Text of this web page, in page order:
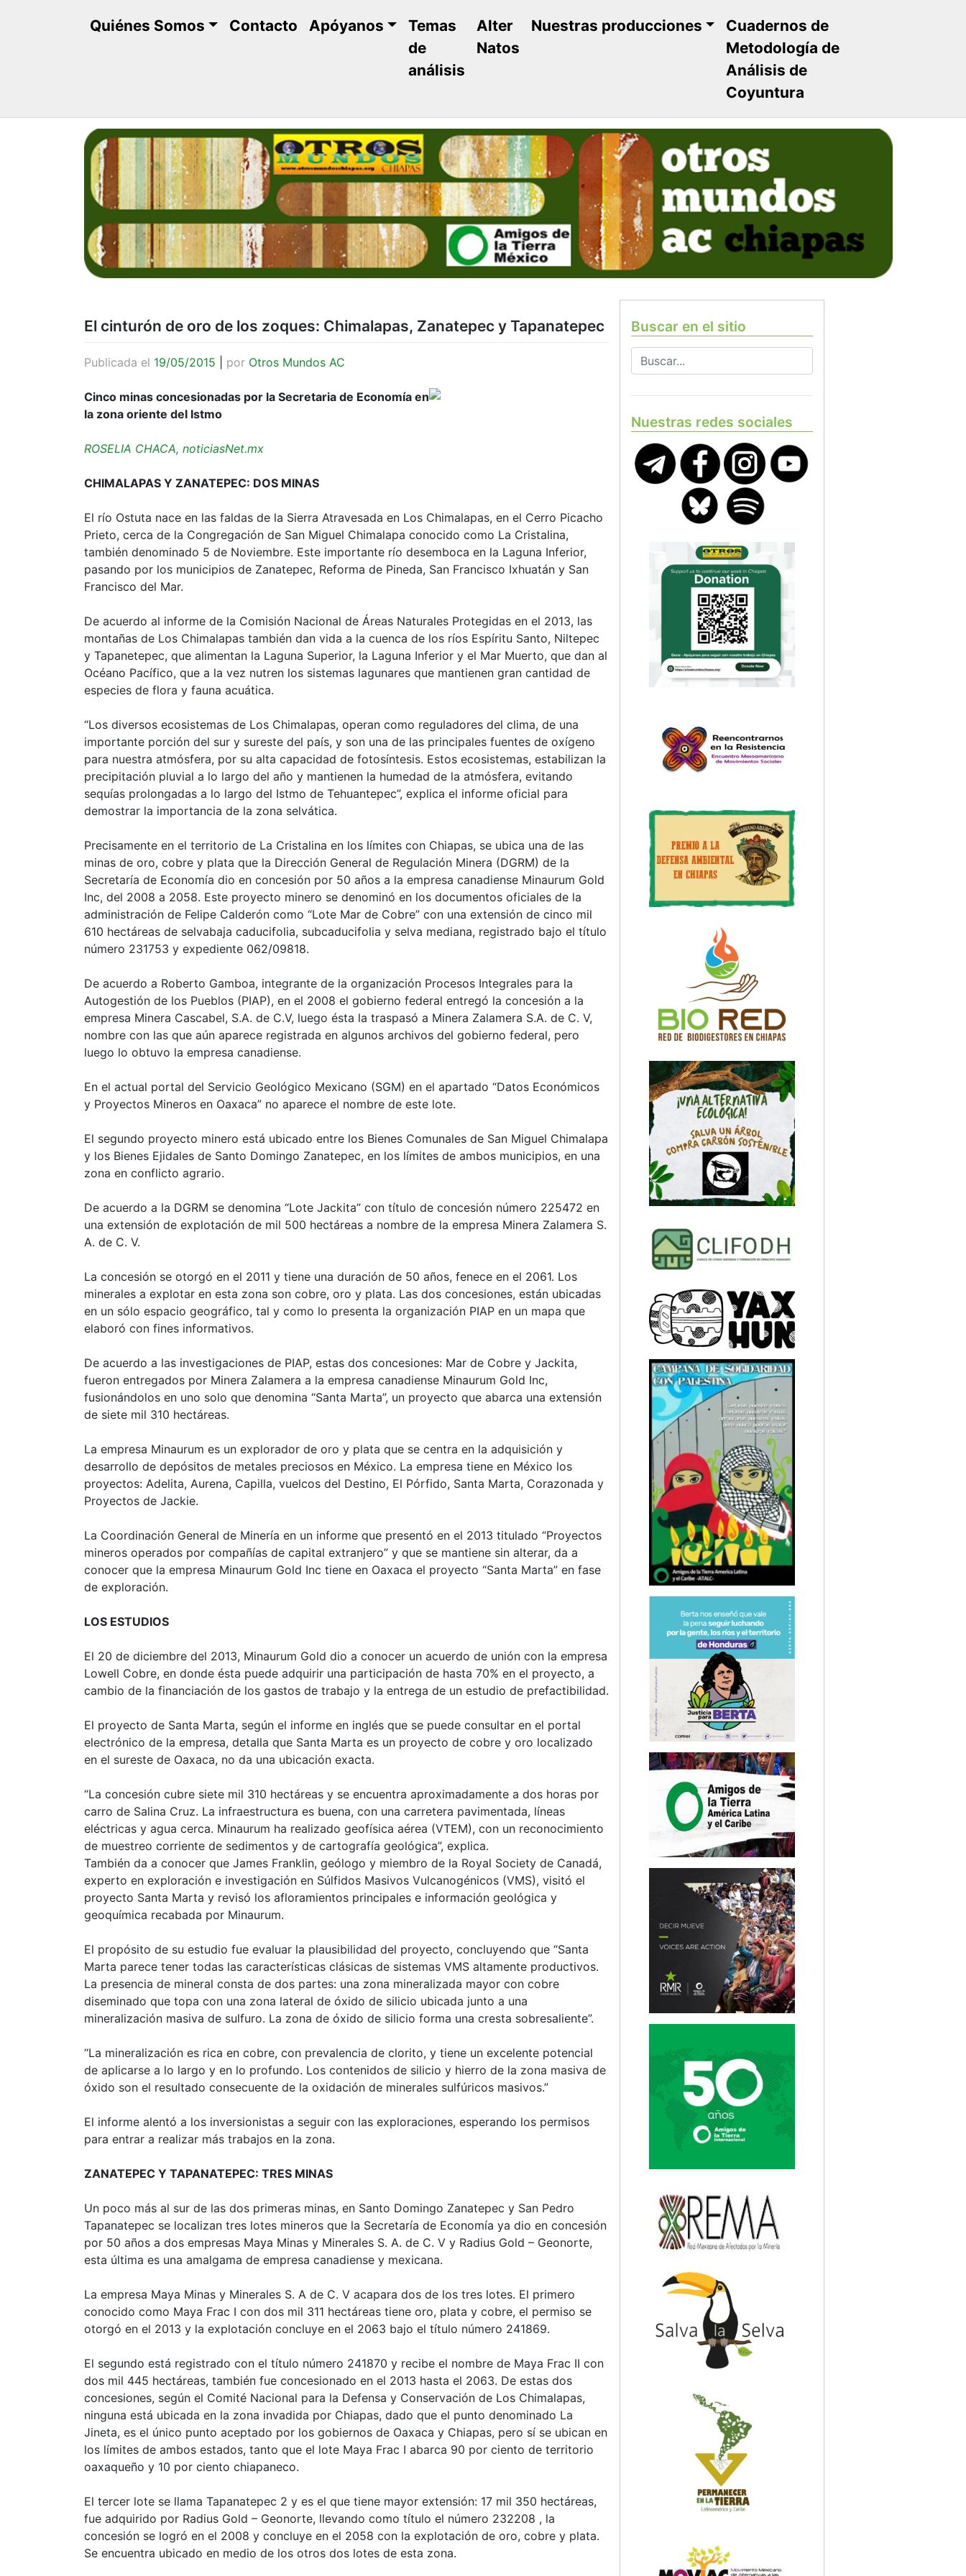
Quiénes Somos Contacto Apóyanos
Temas
de
análisis
Alter
Natos
Nuestras producciones
Cuadernos de
Metodología de
Análisis de
Coyuntura
El cinturón de oro de los zoques: Chimalapas, Zanatepec y Tapanatepec
Publicada el 19/05/2015 por Otros Mundos AC
Cinco minas concesionadas por la Secretaria de Economía en
la zona oriente del Istmo
ROSELIA CHACA, noticiasNet.mx
CHIMALAPAS Y ZANATEPEC: DOS MINAS
El río Ostuta nace en las faldas de la Sierra Atravesada en Los Chimalapas, en el Cerro Picacho
Prieto, cerca de la Congregación de San Miguel Chimalapa conocido como La Cristalina,
también denominado 5 de Noviembre. Este importante río desemboca en la Laguna Inferior,
pasando por los municipios de Zanatepec, Reforma de Pineda, San Francisco Ixhuatán y San
Francisco del Mar.
De acuerdo al informe de la Comisión Nacional de Áreas Naturales Protegidas en el 2013, las
montañas de Los Chimalapas también dan vida a la cuenca de los ríos Espíritu Santo, Niltepec
y Tapanetepec, que alimentan la Laguna Superior, la Laguna Inferior y el Mar Muerto, que dan al
Océano Pacífico, que a la vez nutren los sistemas lagunares que mantienen gran cantidad de
especies de flora y fauna acuática.
“Los diversos ecosistemas de Los Chimalapas, operan como reguladores del clima, de una
importante porción del sur y sureste del país, y son una de las principales fuentes de oxígeno
para nuestra atmósfera, por su alta capacidad de fotosíntesis. Estos ecosistemas, estabilizan la
precipitación pluvial a lo largo del año y mantienen la humedad de la atmósfera, evitando
sequías prolongadas a lo largo del Istmo de Tehuantepec”, explica el informe oficial para
demostrar la importancia de la zona selvática.
Precisamente en el territorio de La Cristalina en los límites con Chiapas, se ubica una de las
minas de oro, cobre y plata que la Dirección General de Regulación Minera (DGRM) de la
Secretaría de Economía dio en concesión por 50 años a la empresa canadiense Minaurum Gold
Inc, del 2008 a 2058. Este proyecto minero se denominó en los documentos oficiales de la
administración de Felipe Calderón como “Lote Mar de Cobre” con una extensión de cinco mil
610 hectáreas de selvabaja caducifolia, subcaducifolia y selva mediana, registrado bajo el título
número 231753 y expediente 062/09818.
De acuerdo a Roberto Gamboa, integrante de la organización Procesos Integrales para la
Autogestión de los Pueblos (PIAP), en el 2008 el gobierno federal entregó la concesión a la
empresa Minera Cascabel, S.A. de C.V, luego ésta la traspasó a Minera Zalamera S.A. de C. V,
nombre con las que aún aparece registrada en algunos archivos del gobierno federal, pero
luego lo obtuvo la empresa canadiense.
En el actual portal del Servicio Geológico Mexicano (SGM) en el apartado “Datos Económicos
y Proyectos Mineros en Oaxaca” no aparece el nombre de este lote.
El segundo proyecto minero está ubicado entre los Bienes Comunales de San Miguel Chimalapa
y los Bienes Ejidales de Santo Domingo Zanatepec, en los límites de ambos municipios, en una
zona en conflicto agrario.
De acuerdo a la DGRM se denomina “Lote Jackita” con título de concesión número 225472 en
una extensión de explotación de mil 500 hectáreas a nombre de la empresa Minera Zalamera S.
A. de C. V.
La concesión se otorgó en el 2011 y tiene una duración de 50 años, fenece en el 2061. Los
minerales a explotar en esta zona son cobre, oro y plata. Las dos concesiones, están ubicadas
en un sólo espacio geográfico, tal y como lo presenta la organización PIAP en un mapa que
elaboró con fines informativos.
De acuerdo a las investigaciones de PIAP, estas dos concesiones: Mar de Cobre y Jackita,
fueron entregados por Minera Zalamera a la empresa canadiense Minaurum Gold Inc,
fusionándolos en uno solo que denomina “Santa Marta”, un proyecto que abarca una extensión
de siete mil 310 hectáreas.
La empresa Minaurum es un explorador de oro y plata que se centra en la adquisición y
desarrollo de depósitos de metales preciosos en México. La empresa tiene en México los
proyectos: Adelita, Aurena, Capilla, vuelcos del Destino, El Pórfido, Santa Marta, Corazonada y
Proyectos de Jackie.
La Coordinación General de Minería en un informe que presentó en el 2013 titulado “Proyectos
mineros operados por compañías de capital extranjero” y que se mantiene sin alterar, da a
conocer que la empresa Minaurum Gold Inc tiene en Oaxaca el proyecto “Santa Marta” en fase
de exploración.
LOS ESTUDIOS
El 20 de diciembre del 2013, Minaurum Gold dio a conocer un acuerdo de unión con la empresa
Lowell Cobre, en donde ésta puede adquirir una participación de hasta 70% en el proyecto, a
cambio de la financiación de los gastos de trabajo y la entrega de un estudio de prefactibilidad.
El proyecto de Santa Marta, según el informe en inglés que se puede consultar en el portal
electrónico de la empresa, detalla que Santa Marta es un proyecto de cobre y oro localizado
en el sureste de Oaxaca, no da una ubicación exacta.
“La concesión cubre siete mil 310 hectáreas y se encuentra aproximadamente a dos horas por
carro de Salina Cruz. La infraestructura es buena, con una carretera pavimentada, líneas
eléctricas y agua cerca. Minaurum ha realizado geofísica aérea (VTEM), con un reconocimiento
de muestreo corriente de sedimentos y de cartografía geológica”, explica.
También da a conocer que James Franklin, geólogo y miembro de la Royal Society de Canadá,
experto en exploración e investigación en Súlfidos Masivos Vulcanogénicos (VMS), visitó el
proyecto Santa Marta y revisó los afloramientos principales e información geológica y
geoquímica recabada por Minaurum.
El propósito de su estudio fue evaluar la plausibilidad del proyecto, concluyendo que “Santa
Marta parece tener todas las características clásicas de sistemas VMS altamente productivos.
La presencia de mineral consta de dos partes: una zona mineralizada mayor con cobre
diseminado que topa con una zona lateral de óxido de silicio ubicada junto a una
mineralización masiva de sulfuro. La zona de óxido de silicio forma una cresta sobresaliente”.
“La mineralización es rica en cobre, con prevalencia de clorito, y tiene un excelente potencial
de aplicarse a lo largo y en lo profundo. Los contenidos de silicio y hierro de la zona masiva de
óxido son el resultado consecuente de la oxidación de minerales sulfúricos masivos.”
El informe alentó a los inversionistas a seguir con las exploraciones, esperando los permisos
para entrar a realizar más trabajos en la zona.
ZANATEPEC Y TAPANATEPEC: TRES MINAS
Un poco más al sur de las dos primeras minas, en Santo Domingo Zanatepec y San Pedro
Tapanatepec se localizan tres lotes mineros que la Secretaría de Economía ya dio en concesión
por 50 años a dos empresas Maya Minas y Minerales S. A. de C. V y Radius Gold – Geonorte,
esta última es una amalgama de empresa canadiense y mexicana.
La empresa Maya Minas y Minerales S. A de C. V acapara dos de los tres lotes. El primero
conocido como Maya Frac I con dos mil 311 hectáreas tiene oro, plata y cobre, el permiso se
otorgó en el 2013 y la explotación concluye en el 2063 bajo el título número 241869.
El segundo está registrado con el título número 241870 y recibe el nombre de Maya Frac II con
dos mil 445 hectáreas, también fue concesionado en el 2013 hasta el 2063. De estas dos
concesiones, según el Comité Nacional para la Defensa y Conservación de Los Chimalapas,
ninguna está ubicada en la zona invadida por Chiapas, dado que el punto denominado La
Jineta, es el único punto aceptado por los gobiernos de Oaxaca y Chiapas, pero sí se ubican en
los límites de ambos estados, tanto que el lote Maya Frac I abarca 90 por ciento de territorio
oaxaqueño y 10 por ciento chiapaneco.
El tercer lote se llama Tapanatepec 2 y es el que tiene mayor extensión: 17 mil 350 hectáreas,
fue adquirido por Radius Gold – Geonorte, llevando como título el número 232208 , la
concesión se logró en el 2008 y concluye en el 2058 con la explotación de oro, cobre y plata.
Se encuentra ubicado en medio de los otros dos lotes de esta zona.
Buscar en el sitio
Nuestras redes sociales